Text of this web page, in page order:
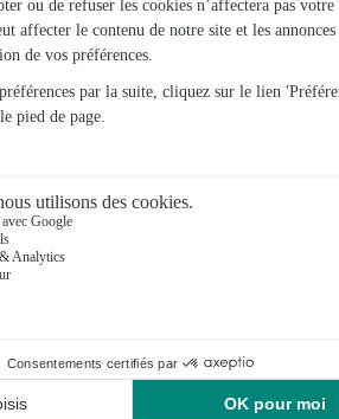
36,95 €